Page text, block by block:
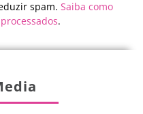
spam. Saiba como
.